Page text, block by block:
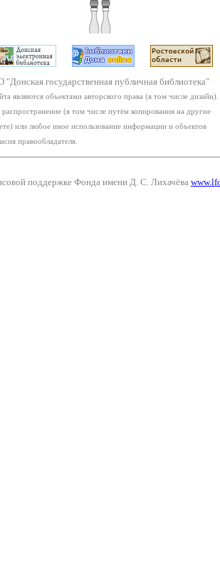
государственная публичная библиотека"
являются объектами авторского права (в том числе дизайн).
(в том числе путём копирования на другие
или любое иное использование информации и объектов
правообладателя.
поддержке Фонда имени Д. С. Лихачёва